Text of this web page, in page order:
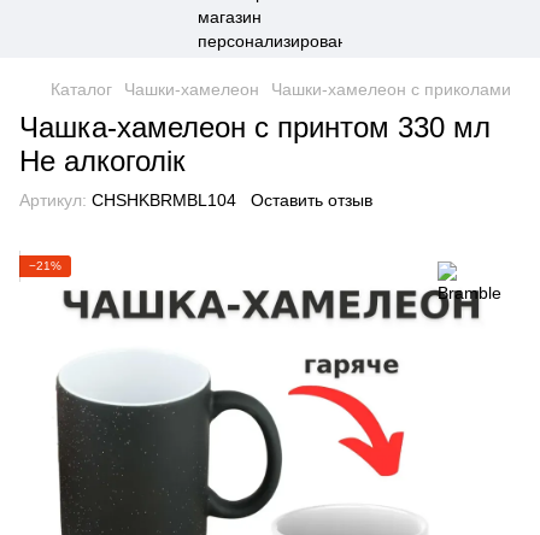
Каталог Чашки-хамелеон Чашки-хамелеон с приколами
Чашка-хамелеон с принтом 330 мл
Не алкоголік
Артикул: CHSHKBRMBL104 Оставить отзыв
−21%